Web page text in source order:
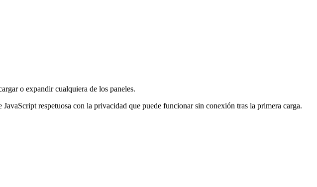
o expandir cualquiera de los paneles.
respetuosa con la privacidad que puede funcionar sin conexión tras la primera carga.